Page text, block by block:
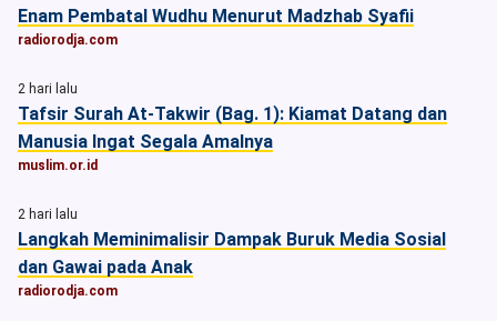
Enam Pembatal Wudhu Menurut Madzhab Syafii
radiorodja.com
2 hari lalu
Tafsir Surah At-Takwir (Bag. 1): Kiamat Datang dan
Manusia Ingat Segala Amalnya
muslim.or.id
2 hari lalu
Langkah Meminimalisir Dampak Buruk Media Sosial
dan Gawai pada Anak
radiorodja.com